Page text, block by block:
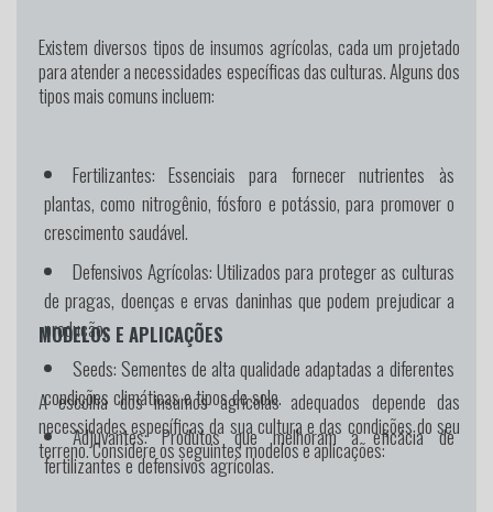
Existem diversos tipos de insumos agrícolas, cada um projetado
para atender a necessidades específicas das culturas. Alguns dos
tipos mais comuns incluem:
Fertilizantes: Essenciais para fornecer nutrientes às
plantas, como nitrogênio, fósforo e potássio, para promover o
crescimento saudável.
Defensivos Agrícolas:Utilizados para proteger as culturas
de pragas, doenças e ervas daninhas que podem prejudicar a
produção.
Seeds:Sementes de alta qualidade adaptadas a diferentes
condições climáticas e tipos de solo.
Adjuvantes:Produtos que melhoram a eficácia de
fertilizantes e defensivos agrícolas.
MODELOS E APLICAÇÕES
A escolha dos insumos agrícolas adequados depende das
necessidades específicas da sua cultura e das condições do seu
terreno. Considere os seguintes modelos e aplicações: